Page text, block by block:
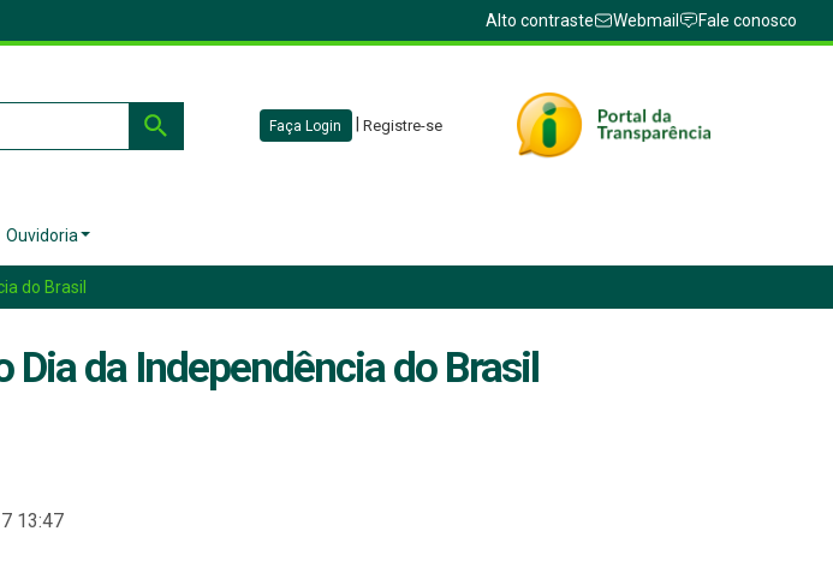
Alto contraste Webmail Fale conosco
Faça Login Registre-se
Ouvidoria
do Brasil
da Independência do Brasil
13:47